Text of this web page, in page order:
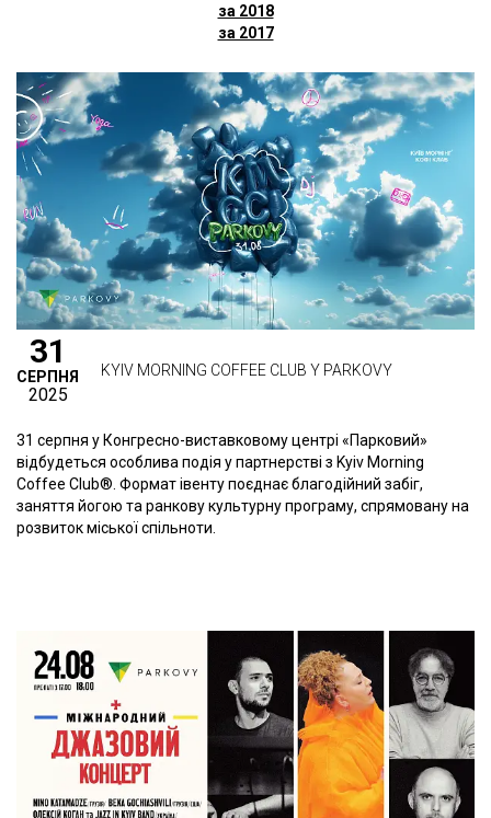
за 2018
за 2017
31
СЕРПНЯ
2025
KYIV MORNING COFFEE CLUB Y PARKOVY
31 серпня у Конгресно-виставковому центрі «Парковий»
відбудеться особлива подія у партнерстві з Kyiv Morning
Coffee Club®. Формат івенту поєднає благодійний забіг,
заняття йогою та ранкову культурну програму, спрямовану на
розвиток міської спільноти.